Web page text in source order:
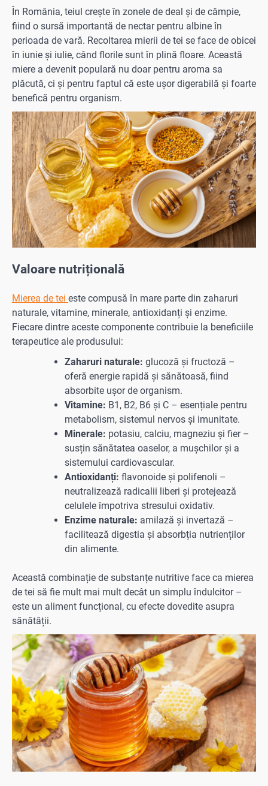
În România, teiul crește în zonele de deal și de câmpie,
fiind o sursă importantă de nectar pentru albine în
perioada de vară. Recoltarea mierii de tei se face de obicei
în iunie și iulie, când florile sunt în plină floare. Această
miere a devenit populară nu doar pentru aroma sa
plăcută, ci și pentru faptul că este ușor digerabilă și foarte
benefică pentru organism.
Valoare nutrițională
Mierea de tei este compusă în mare parte din zaharuri
naturale, vitamine, minerale, antioxidanți și enzime.
Fiecare dintre aceste componente contribuie la beneficiile
terapeutice ale produsului:
Zaharuri naturale: glucoză și fructoză –
oferă energie rapidă și sănătoasă, fiind
absorbite ușor de organism.
Vitamine: B1, B2, B6 și C – esențiale pentru
metabolism, sistemul nervos și imunitate.
Minerale: potasiu, calciu, magneziu și fier –
susțin sănătatea oaselor, a mușchilor și a
sistemului cardiovascular.
Antioxidanți: flavonoide și polifenoli –
neutralizează radicalii liberi și protejează
celulele împotriva stresului oxidativ.
Enzime naturale: amilază și invertază –
facilitează digestia și absorbția nutrienților
din alimente.
Această combinație de substanțe nutritive face ca mierea
de tei să fie mult mai mult decât un simplu îndulcitor –
este un aliment funcțional, cu efecte dovedite asupra
sănătății.